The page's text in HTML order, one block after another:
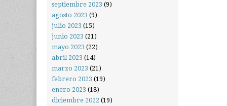
septiembre 2023 (9)
agosto 2023 (9)
julio 2023 (15)
junio 2023 (21)
mayo 2023 (22)
abril 2023 (14)
marzo 2023 (21)
febrero 2023 (19)
enero 2023 (18)
diciembre 2022 (19)